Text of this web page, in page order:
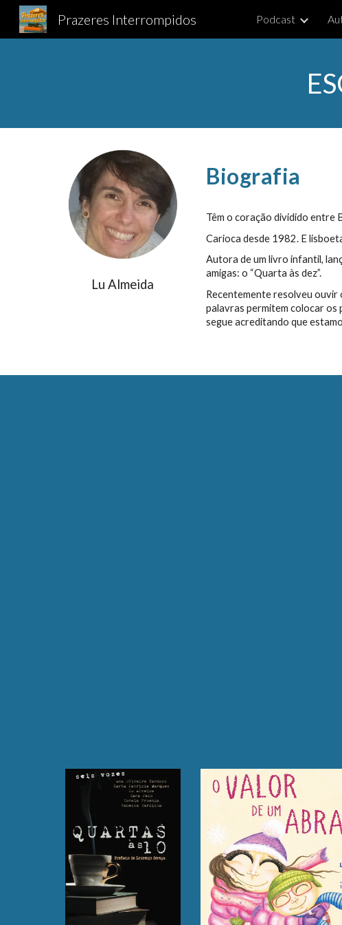
Skip to
Prazeres Interrompidos Podcast
Lu Almeida
Biografia
Têm o coração dividido entre
Carioca desde 1982. E
Autora de um livro infantil,
amigas: o “Quarta às dez”.
Recentemente resolveu ouvir
palavras permitem colocar os
segue acreditando que